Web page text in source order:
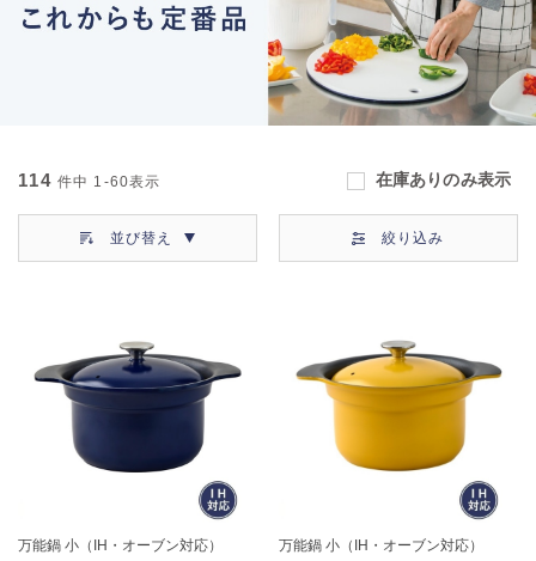
114 件中 1-60表示 在庫ありのみ表示
並び替え 絞り込み
万能鍋 小（IH・オーブン対応） 万能鍋 小（IH・オーブン対応）